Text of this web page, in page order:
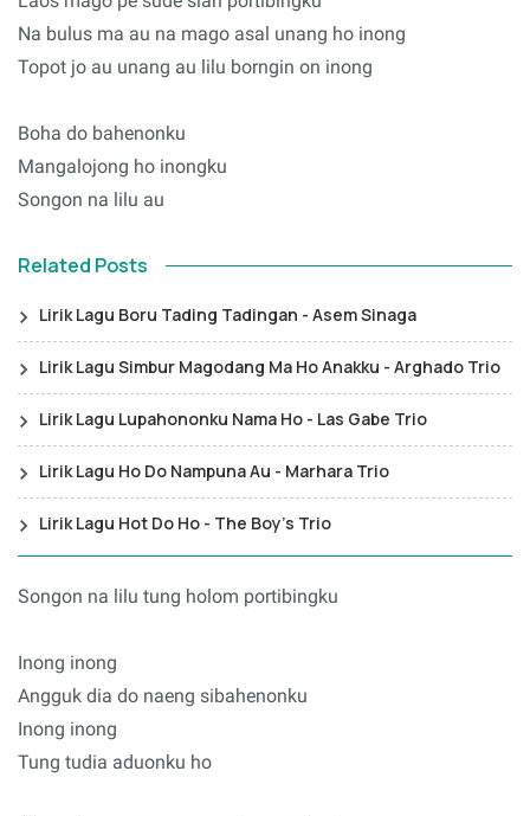
Na bulus ma au na mago asal unang ho inong
Topot jo au unang au lilu borngin on inong
Boha do bahenonku
Mangalojong ho inongku
Songon na lilu au
Related Posts
Lirik Lagu Boru Tading Tadingan - Asem Sinaga
Lirik Lagu Simbur Magodang Ma Ho Anakku - Arghado Trio
Lirik Lagu Lupahononku Nama Ho - Las Gabe Trio
Lirik Lagu Ho Do Nampuna Au - Marhara Trio
Lirik Lagu Hot Do Ho - The Boy's Trio
Songon na lilu tung holom portibingku
Inong inong
Angguk dia do naeng sibahenonku
Inong inong
Tung tudia aduonku ho